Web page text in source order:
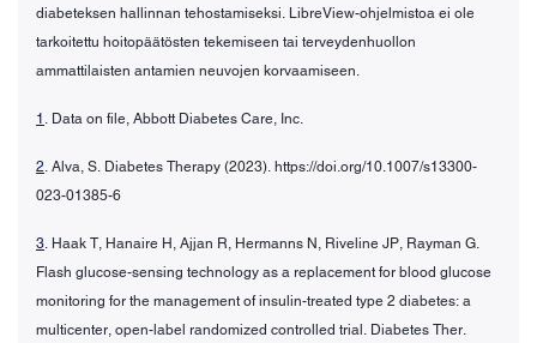
diabeteksen hallinnan tehostamiseksi. LibreView-ohjelmistoa ei ole
tarkoitettu hoitopäätösten tekemiseen tai terveydenhuollon
ammattilaisten antamien neuvojen korvaamiseen.
1 . Data on file, Abbott Diabetes Care, Inc.
2. Alva, S. Diabetes Therapy (2023). https://doi.org/10.1007/s13300-
023-01385-6
3. Haak T, Hanaire H, Ajjan R, Hermanns N, Riveline JP, Rayman G.
Flash glucose-sensing technology as a replacement for blood glucose
monitoring for the management of insulin-treated type 2 diabetes: a
multicenter, open-label randomized controlled trial. Diabetes Ther.